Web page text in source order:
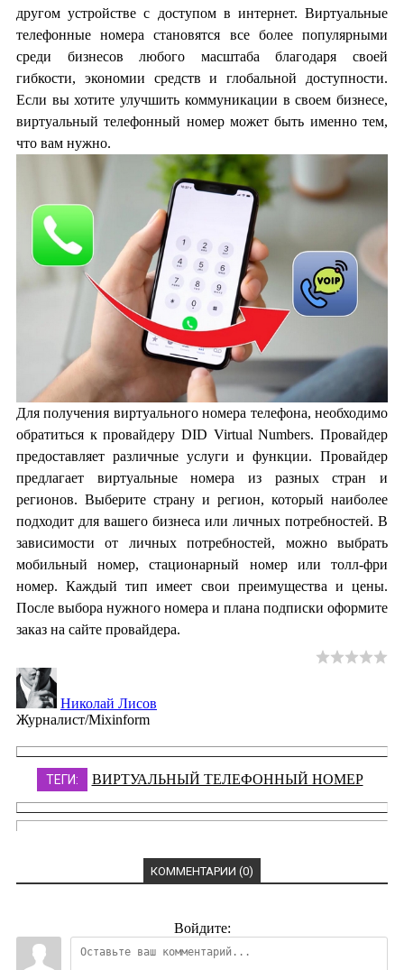
другом устройстве с доступом в интернет. Виртуальные
телефонные номера становятся все более популярными
среди бизнесов любого масштаба благодаря своей
гибкости, экономии средств и глобальной доступности.
Если вы хотите улучшить коммуникации в своем бизнесе,
виртуальный телефонный номер может быть именно тем,
что вам нужно.
Для получения виртуального номера телефона, необходимо
обратиться к провайдеру DID Virtual Numbers. Провайдер
предоставляет различные услуги и функции. Провайдер
предлагает виртуальные номера из разных стран и
регионов. Выберите страну и регион, который наиболее
подходит для вашего бизнеса или личных потребностей. В
зависимости от личных потребностей, можно выбрать
мобильный номер, стационарный номер или толл-фри
номер. Каждый тип имеет свои преимущества и цены.
После выбора нужного номера и плана подписки оформите
заказ на сайте провайдера.
Николай Лисов
Журналист/Mixinform
ТЕГИ: ВИРТУАЛЬНЫЙ ТЕЛЕФОННЫЙ НОМЕР
КОММЕНТАРИИ (0)
Войдите: